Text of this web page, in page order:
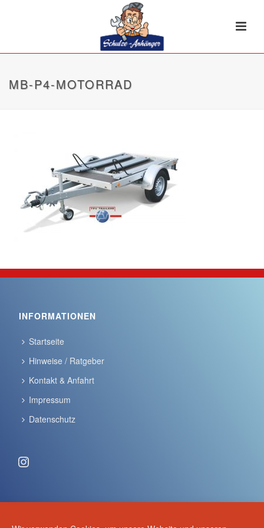
MB-P4-MOTORRAD
INFORMATIONEN
Startseite
Hinweise / Ratgeber
Kontakt & Anfahrt
Impressum
Datenschutz
Instagram